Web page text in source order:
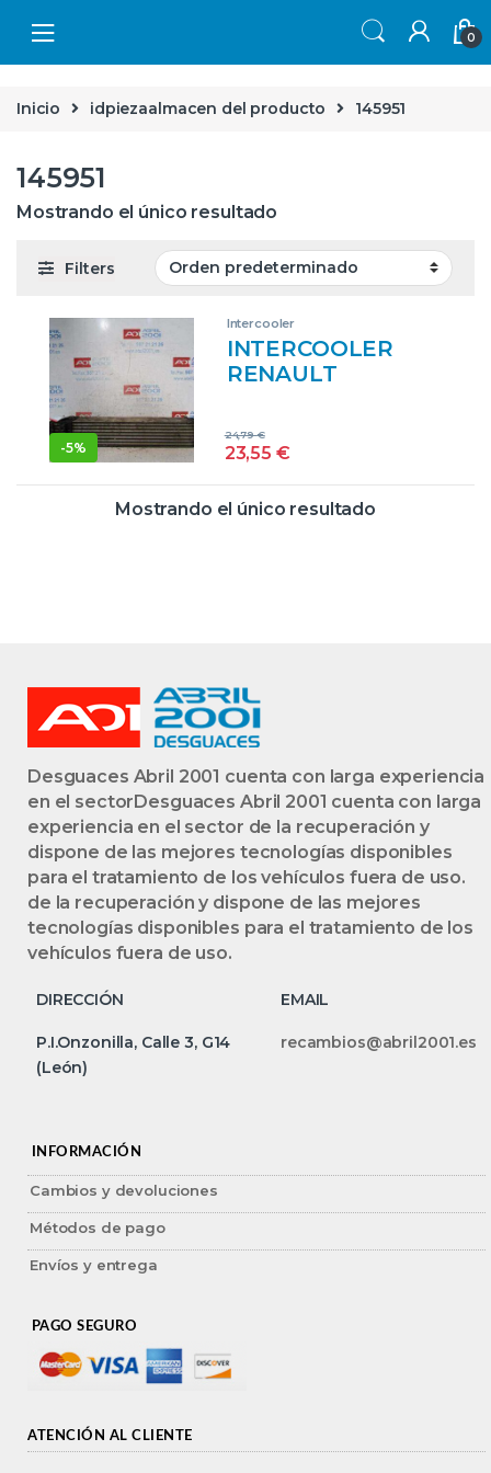
0
Inicio idpiezaalmacen del producto 145951
145951
Mostrando el único resultado
Filters
-5%
Intercooler
INTERCOOLER
RENAULT
2.0 DCI (BT01,
D/M9R J8 –
23,55 €
24,79€
Mostrando el único resultado
Desguaces Abril 2001 cuenta con larga experiencia
en el sectorDesguaces Abril 2001 cuenta con larga
experiencia en el sector de la recuperación y
dispone de las mejores tecnologías disponibles
para el tratamiento de los vehículos fuera de uso.
de la recuperación y dispone de las mejores
tecnologías disponibles para el tratamiento de los
vehículos fuera de uso.
DIRECCIÓN EMAIL
P.I.Onzonilla, Calle 3, G14
(León)
recambios@abril2001.es
INFORMACIÓN
Cambios y devoluciones
Métodos de pago
Envíos y entrega
PAGO SEGURO
ATENCIÓN AL CLIENTE